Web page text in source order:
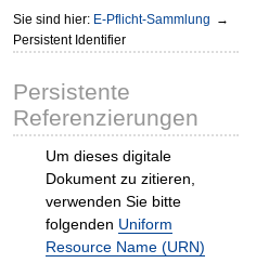
Sie sind hier: E-Pflicht-Sammlung →
Persistent Identifier
Persistente
Referenzierungen
Um dieses digitale
Dokument zu zitieren,
verwenden Sie bitte
folgenden Uniform
Resource Name (URN)